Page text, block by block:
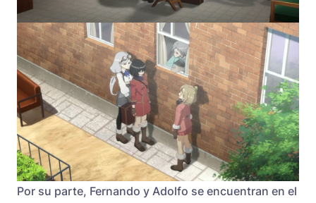
Por su parte, Fernando y Adolfo se encuentran en el